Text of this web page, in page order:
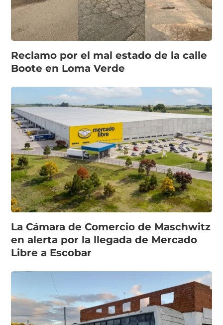
Reclamo por el mal estado de la calle
Boote en Loma Verde
La Cámara de Comercio de Maschwitz
en alerta por la llegada de Mercado
Libre a Escobar